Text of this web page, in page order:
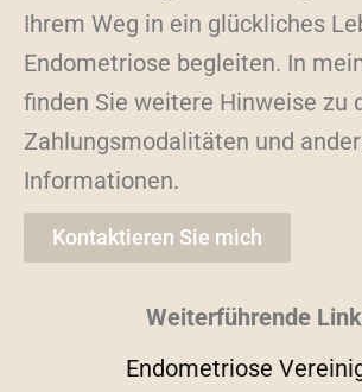
Ihrem Weg in ein glückliches
Endometriose begleiten. In
finden Sie weitere Hinweise zu
Zahlungsmodalitäten und
Informationen.
Kontaktieren Sie mich
Weiterführende
Endometriose